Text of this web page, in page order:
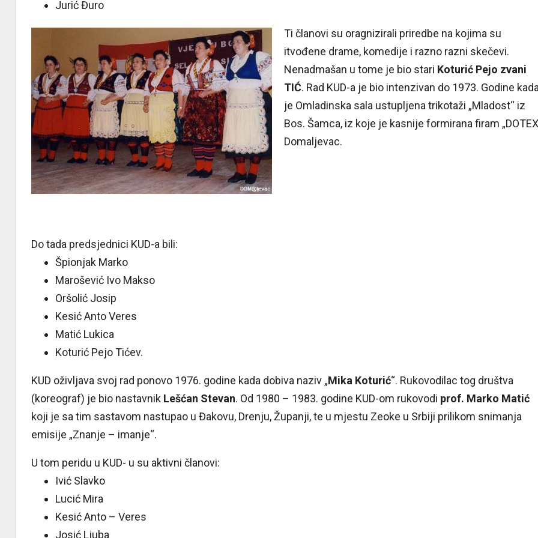
Jurić Đuro
Ti članovi su oragnizirali priredbe na kojima su
itvođene drame, komedije i razno razni skečevi.
Nenadmašan u tome je bio stari Koturić Pejo zvani
TIĆ. Rad KUD-a je bio intenzivan do 1973. Godine
je Omladinska sala ustupljena trikotaži „Mladost“ iz
Bos. Šamca, iz koje je kasnije formirana firam
Domaljevac.
Do tada predsjednici KUD-a bili:
Špionjak Marko
Marošević Ivo Makso
Oršolić Josip
Kesić Anto Veres
Matić Lukica
Koturić Pejo Tićev.
KUD oživljava svoj rad ponovo 1976. godine kada dobiva naziv „Mika Koturić“. Rukovodilac tog društva
(koreograf) je bio nastavnik Lešćan Stevan. Od 1980 – 1983. godine KUD-om rukovodi prof. Marko Matić
koji je sa tim sastavom nastupao u Đakovu, Drenju, Županji, te u mjestu Zeoke u Srbiji prilikom snimanja
emisije „Znanje – imanje“.
U tom peridu u KUD- u su aktivni članovi:
Ivić Slavko
Lucić Mira
Kesić Anto – Veres
Josić Ljuba